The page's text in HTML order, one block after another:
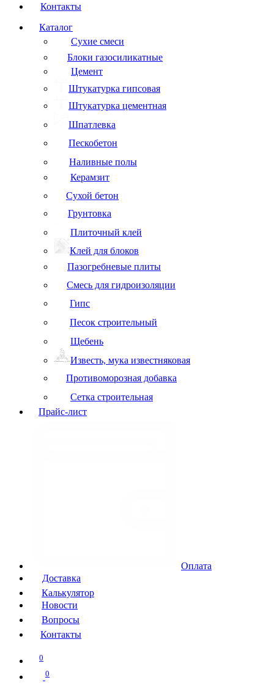
Контакты
Каталог
Сухие смеси
Блоки газосиликатные
Цемент
Штукатурка гипсовая
Штукатурка цементная
Шпатлевка
Пескобетон
Наливные полы
Керамзит
Сухой бетон
Грунтовка
Плиточный клей
Клей для блоков
Пазогребневые плиты
Смесь для гидроизоляции
Гипс
Песок строительный
Щебень
Известь, мука известняковая
Противоморозная добавка
Сетка строительная
Прайс-лист
Оплата
Доставка
Калькулятор
Новости
Вопросы
Контакты
0
0